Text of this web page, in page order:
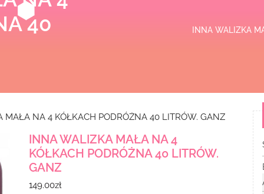
40
INNA WALIZKA
NA 4 KÓŁKACH PODRÓŻNA 40 LITRÓW. GANZ
INNA WALIZKA MAŁA NA 4
KÓŁKACH PODRÓŻNA 40 LITRÓW.
GANZ
149.00zł